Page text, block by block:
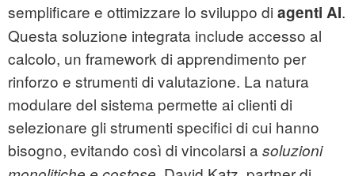
semplificare e ottimizzare lo sviluppo di agenti AI.
Questa soluzione integrata include accesso al
calcolo, un framework di apprendimento per
rinforzo e strumenti di valutazione. La natura
modulare del sistema permette ai clienti di
selezionare gli strumenti specifici di cui hanno
bisogno, evitando così di vincolarsi a soluzioni